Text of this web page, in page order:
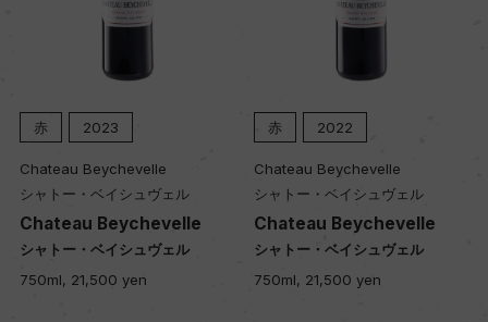
赤 2023
Chateau Beychevelle
シャトー・ベイシュヴェル
Chateau Beychevelle
シャトー・ベイシュヴェル
750ml, 21,500 yen
赤 2022
Chateau Beychevelle
シャトー・ベイシュヴェル
Chateau Beychevelle
シャトー・ベイシュヴェル
750ml, 21,500 yen